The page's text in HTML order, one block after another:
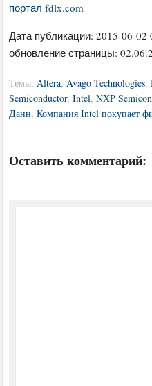
портал fdlx.com
Дата публикации:2015-06-02
обновление страницы:
Темы:Altera,Avago Technologies,
Semiconductor,Intel,NXP
Данн,Компания Intel покупает
Оставить комментарий: